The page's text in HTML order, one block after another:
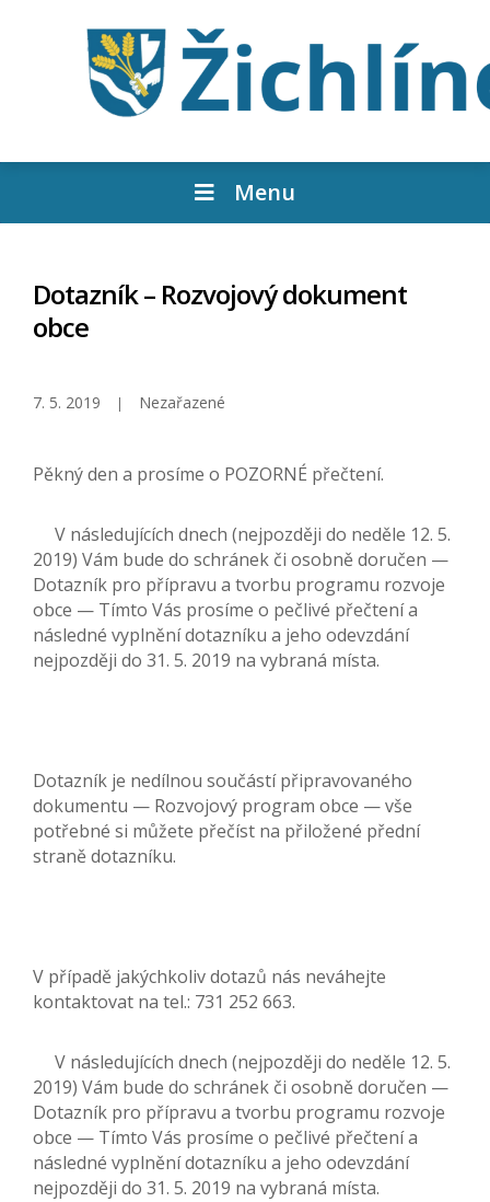
Menu
Dotazník – Rozvojový dokument
obce
7. 5. 2019 Nezařazené
Pěkný den a prosíme o POZORNÉ přečtení.
V následujících dnech (nejpozději do neděle 12. 5.
2019) Vám bude do schránek či osobně doručen —
Dotazník pro přípravu a tvorbu programu rozvoje
obce — Tímto Vás prosíme o pečlivé přečtení a
následné vyplnění dotazníku a jeho odevzdání
nejpozději do 31. 5. 2019 na vybraná místa.
Dotazník je nedílnou součástí připravovaného
dokumentu — Rozvojový program obce — vše
potřebné si můžete přečíst na přiložené přední
straně dotazníku.
V případě jakýchkoliv dotazů nás neváhejte
kontaktovat na tel.: 731 252 663.
V následujících dnech (nejpozději do neděle 12. 5.
2019) Vám bude do schránek či osobně doručen —
Dotazník pro přípravu a tvorbu programu rozvoje
obce — Tímto Vás prosíme o pečlivé přečtení a
následné vyplnění dotazníku a jeho odevzdání
nejpozději do 31. 5. 2019 na vybraná místa.